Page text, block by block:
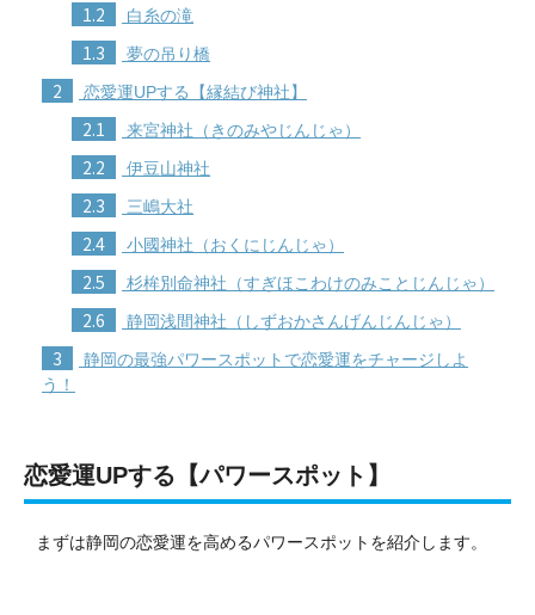
1.2 白糸の滝
1.3 夢の吊り橋
2 恋愛運UPする【縁結び神社】
2.1 来宮神社（きのみやじんじゃ）
2.2 伊豆山神社
2.3 三嶋大社
2.4 小國神社（おくにじんじゃ）
2.5 杉桙別命神社（すぎほこわけのみことじんじゃ）
2.6 静岡浅間神社（しずおかさんげんじんじゃ）
3
静岡の最強パワースポットで恋愛運をチャージしよ
う！
恋愛運UPする【パワースポット】
まずは静岡の恋愛運を高めるパワースポットを紹介します。